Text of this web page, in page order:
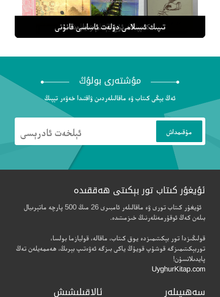
قەلەم ئىلھاملىرى 1
بىز بۇ دۇنياغا باقىۋەندىمۇ؟
مېنىڭ مۇسۇلمان دادام
كەپپىگە ئۈچ قېتىم زىيارەت
تىپىك ئىسلامى دۆلەت ئاساسى قانۇنى
مۇشتەرى بولۇڭ
ئەڭ يېڭى كىتاب ۋە ماقالىلەردىن ۋاقتىدا خەۋەر تېپىڭ
ئۇيغۇر كىتاب تور بېكىتى ھەققىدە
ئۇيغۇر كىتاب تورى ۋە ماقالىلەر ئامبىرى 26 مىڭ 500 پارچە ماتېرىيال
بىلەن كەڭ ئوقۇرمەنلەرنىڭ خىزمىتىدە.
قولىڭىزدا تور بېكىتىمىزدە يوق كىتاب، ماقالە، قوليازما بولسا،
توربېكىتىمىزگە قوشۇپ قويۇڭ ياكى بىزگە ئەۋەتىپ بېرىڭ، ھەممەيلەن تەڭ
پايدىلانسۇن!
UyghurKitap.com
سەھىپىلەر ئالاقىلىشىش